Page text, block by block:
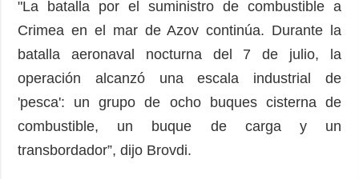
"La batalla por el suministro de combustible a
Crimea en el mar de Azov continúa. Durante la
batalla aeronaval nocturna del 7 de julio, la
operación alcanzó una escala industrial de
'pesca': un grupo de ocho buques cisterna de
combustible, un buque de carga y un
transbordador”, dijo Brovdi.